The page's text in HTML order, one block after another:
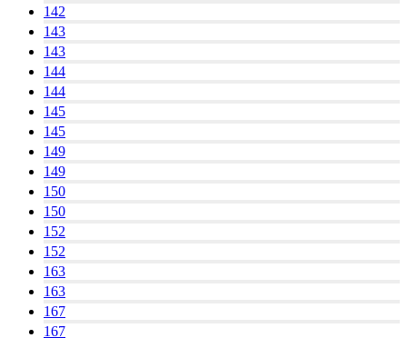
142
143
143
144
144
145
145
149
149
150
150
152
152
163
163
167
167